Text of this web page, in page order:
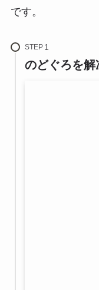
です。
STEP
のどぐろを解